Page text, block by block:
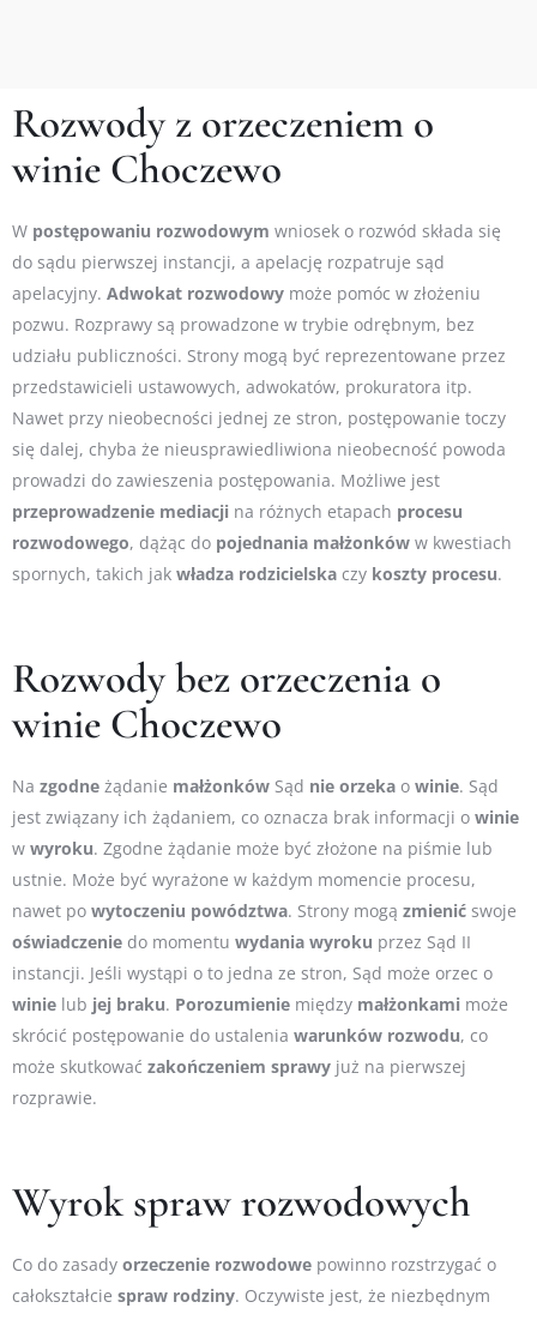
Rozwody z orzeczeniem o
winie Choczewo
W postępowaniu rozwodowym wniosek o rozwód składa się
do sądu pierwszej instancji, a apelację rozpatruje sąd
apelacyjny. Adwokat rozwodowy może pomóc w złożeniu
pozwu. Rozprawy są prowadzone w trybie odrębnym, bez
udziału publiczności. Strony mogą być reprezentowane przez
przedstawicieli ustawowych, adwokatów, prokuratora itp.
Nawet przy nieobecności jednej ze stron, postępowanie toczy
się dalej, chyba że nieusprawiedliwiona nieobecność powoda
prowadzi do zawieszenia postępowania. Możliwe jest
przeprowadzenie mediacji na różnych etapach procesu
rozwodowego, dążąc do pojednania małżonków w kwestiach
spornych, takich jak władza rodzicielska czy koszty procesu.
Rozwody bez orzeczenia o
winie Choczewo
Na zgodne żądanie małżonków Sąd nie orzeka o winie. Sąd
jest związany ich żądaniem, co oznacza brak informacji o winie
w wyroku. Zgodne żądanie może być złożone na piśmie lub
ustnie. Może być wyrażone w każdym momencie procesu,
nawet po wytoczeniu powództwa. Strony mogą zmienić swoje
oświadczenie do momentu wydania wyroku przez Sąd II
instancji. Jeśli wystąpi o to jedna ze stron, Sąd może orzec o
winie lub jej braku. Porozumienie między małżonkami może
skrócić postępowanie do ustalenia warunków rozwodu, co
może skutkować zakończeniem sprawy już na pierwszej
rozprawie.
Wyrok spraw rozwodowych
Co do zasady orzeczenie rozwodowe powinno rozstrzygać o
całokształcie spraw rodziny. Oczywiste jest, że niezbędnym